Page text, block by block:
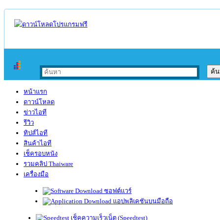
หน้าแรก
ดาวน์โหลด
ข่าวไอที
รีวิว
ทิปส์ไอที
สินค้าไอที
เช็ครอบหนัง
รวมคลิป Thaiware
เครื่องมือ
ซอฟต์แวร์
แอปพลิเคชันบนมือถือ
เช็คความเร็วเน็ต (Speedtest)